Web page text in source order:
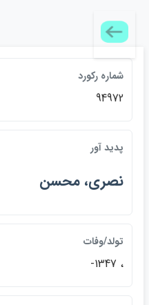
شماره ركورد
94972
پديد آور
نصري، محسن
تولد/وفات
، 1347-